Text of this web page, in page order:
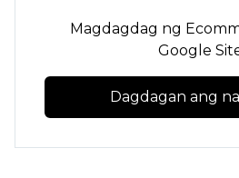
Magdagdag ng
Google
Dagdagan ang